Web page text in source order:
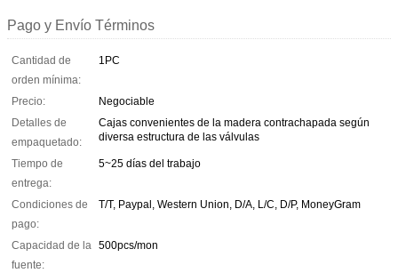
Pago y Envío Términos
Cantidad de
orden mínima:
1PC
Precio:
Negociable
Detalles de
empaquetado:
Cajas convenientes de la madera contrachapada según
diversa estructura de las válvulas
Tiempo de
entrega:
5~25 días del trabajo
Condiciones de
pago:
T/T, Paypal, Western Union, D/A, L/C, D/P, MoneyGram
Capacidad de la
fuente:
500pcs/mon